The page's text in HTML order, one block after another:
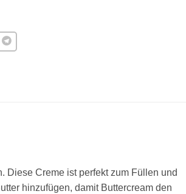
Diese Creme ist perfekt zum Füllen und
hinzufügen, damit Buttercream den